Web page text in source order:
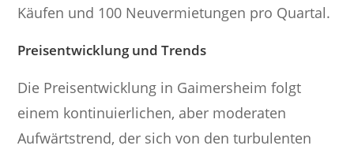
Käufen und 100 Neuvermietungen pro Quartal.
Preisentwicklung und Trends
Die Preisentwicklung in Gaimersheim folgt
einem kontinuierlichen, aber moderaten
Aufwärtstrend, der sich von den turbulenten